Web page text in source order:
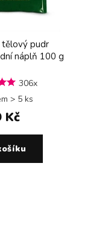
pudr
náplň 100 g
306x
> 5 ks
Kč